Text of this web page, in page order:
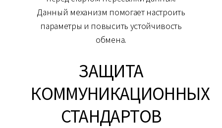
Данный механизм помогает настроить
параметры и повысить устойчивость
обмена.
ЗАЩИТА
КОММУНИКАЦИОННЫХ
СТАНДАРТОВ